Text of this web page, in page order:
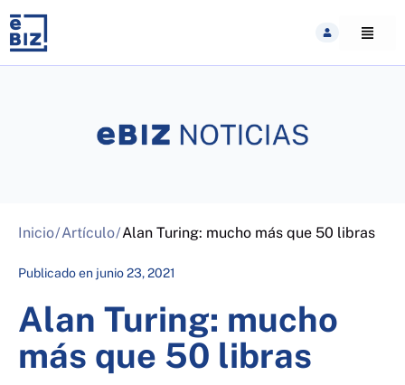
content
Inicio/Artículo/Alan Turing: mucho más que 50 libras
Publicado en junio 23, 2021
Alan Turing: mucho
más que 50 libras